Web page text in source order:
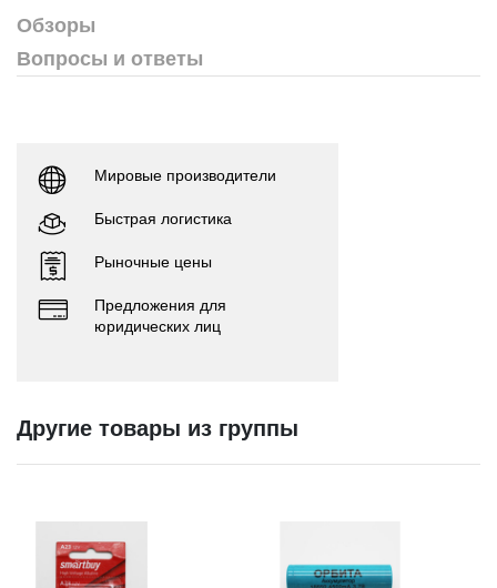
Обзоры
Вопросы и ответы
Мировые производители
Быстрая логистика
Рыночные цены
Предложения для
юридических лиц
Другие товары из группы